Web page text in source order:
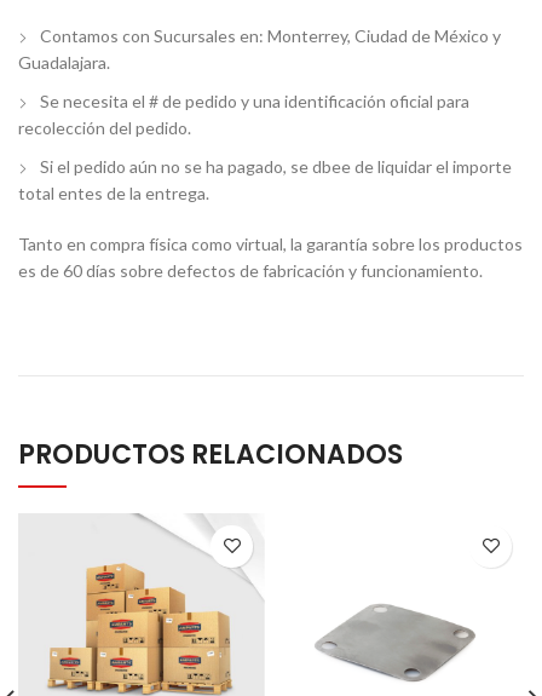
Contamos con Sucursales en: Monterrey, Ciudad de México y
Guadalajara.
Se necesita el # de pedido y una identificación oficial para
recolección del pedido.
Si el pedido aún no se ha pagado, se dbee de liquidar el importe
total entes de la entrega.
Tanto en compra física como virtual, la garantía sobre los productos
es de 60 días sobre defectos de fabricación y funcionamiento.
PRODUCTOS RELACIONADOS